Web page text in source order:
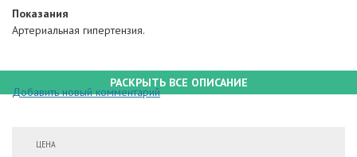
Показания
Артериальная гипертензия.
РАСКРЫТЬ ВСЕ ОПИСАНИЕ
Добавить новый комментарий
ЦЕНА